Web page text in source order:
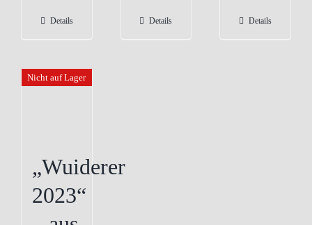
Details Details Details
Nicht auf Lager
„Wuiderer
2023“